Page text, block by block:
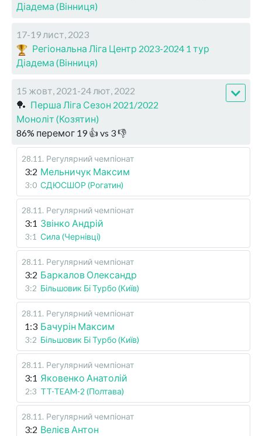
Діадема (Вінниця)
17-19 лист, 2023
Регіональна Ліга Центр 2023-2024 1 тур
Діадема (Вінниця)
15 жовт, 2021-24 лют, 2022
🏓 Перша Ліга Сезон 2021/2022
Моноліт (Козятин)
86% перемог 19👍 vs 3👎
28.11 . Регулярний чемпіонат
3:2 Мельничук Максим
3:0 СДЮСШОР (Рогатин)
28.11 . Регулярний чемпіонат
3:1 Звінко Андрій
3:1 Сила (Чернівці)
28.11 . Регулярний чемпіонат
3:2 Баркалов Олександр
3:2 Більшовик Бі Турбо (Київ)
28.11 . Регулярний чемпіонат
1:3 Бачурін Максим
3:2 Більшовик Бі Турбо (Київ)
28.11 . Регулярний чемпіонат
3:1 Яковенко Анатолій
2:3 TT-TEAM-2 (Полтава)
28.11 . Регулярний чемпіонат
3:2 Велієв Антон